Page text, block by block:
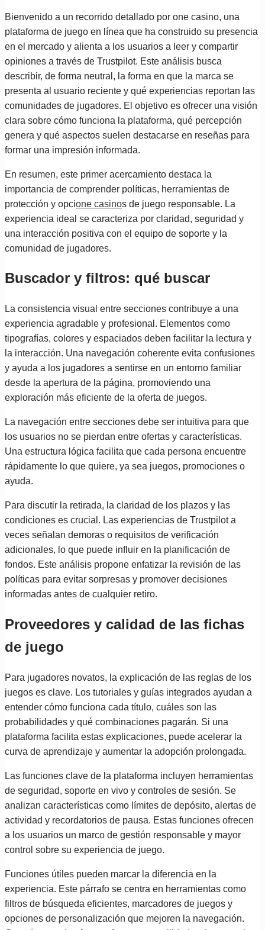
Bienvenido a un recorrido detallado por one casino, una
plataforma de juego en línea que ha construido su presencia
en el mercado y alienta a los usuarios a leer y compartir
opiniones a través de Trustpilot. Este análisis busca
describir, de forma neutral, la forma en que la marca se
presenta al usuario reciente y qué experiencias reportan las
comunidades de jugadores. El objetivo es ofrecer una visión
clara sobre cómo funciona la plataforma, qué percepción
genera y qué aspectos suelen destacarse en reseñas para
formar una impresión informada.
En resumen, este primer acercamiento destaca la
importancia de comprender políticas, herramientas de
protección y opcione casinos de juego responsable. La
experiencia ideal se caracteriza por claridad, seguridad y
una interacción positiva con el equipo de soporte y la
comunidad de jugadores.
Buscador y filtros: qué buscar
La consistencia visual entre secciones contribuye a una
experiencia agradable y profesional. Elementos como
tipografías, colores y espaciados deben facilitar la lectura y
la interacción. Una navegación coherente evita confusiones
y ayuda a los jugadores a sentirse en un entorno familiar
desde la apertura de la página, promoviendo una
exploración más eficiente de la oferta de juegos.
La navegación entre secciones debe ser intuitiva para que
los usuarios no se pierdan entre ofertas y características.
Una estructura lógica facilita que cada persona encuentre
rápidamente lo que quiere, ya sea juegos, promociones o
ayuda.
Para discutir la retirada, la claridad de los plazos y las
condiciones es crucial. Las experiencias de Trustpilot a
veces señalan demoras o requisitos de verificación
adicionales, lo que puede influir en la planificación de
fondos. Este análisis propone enfatizar la revisión de las
políticas para evitar sorpresas y promover decisiones
informadas antes de cualquier retiro.
Proveedores y calidad de las fichas
de juego
Para jugadores novatos, la explicación de las reglas de los
juegos es clave. Los tutoriales y guías integrados ayudan a
entender cómo funciona cada título, cuáles son las
probabilidades y qué combinaciones pagarán. Si una
plataforma facilita estas explicaciones, puede acelerar la
curva de aprendizaje y aumentar la adopción prolongada.
Las funciones clave de la plataforma incluyen herramientas
de seguridad, soporte en vivo y controles de sesión. Se
analizan características como límites de depósito, alertas de
actividad y recordatorios de pausa. Estas funciones ofrecen
a los usuarios un marco de gestión responsable y mayor
control sobre su experiencia de juego.
Funciones útiles pueden marcar la diferencia en la
experiencia. Este párrafo se centra en herramientas como
filtros de búsqueda eficientes, marcadores de juegos y
opciones de personalización que mejoren la navegación.